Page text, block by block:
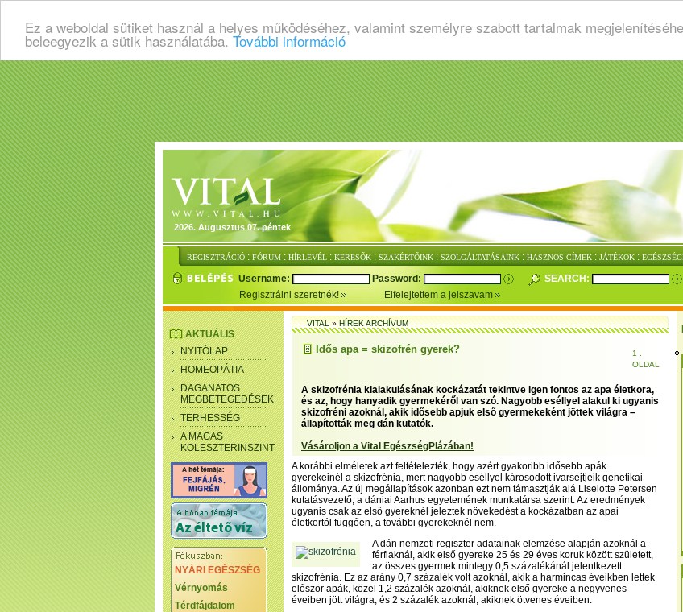
Ez a weboldal sütiket használ a helyes működéséhez, valamint személyre szabott tartalmak
beleegyezik a sütik használatába. További információ
2026. Augusztus 07. péntek
REGISZTRÁCIÓ : FÓRUM : HÍRLEVÉL : KERESŐK : SZAKÉRTŐINK : SZOLGÁLTATÁSAINK : HASZNOS CÍMEK : JÁTÉKOK :
Username: Password:
SEARCH:
Regisztrálni szeretnék!
Elfelejtettem a jelszavam
AKTUÁLIS
NYITÓLAP
HOMEOPÁTIA
DAGANATOS
MEGBETEGEDÉSEK
TERHESSÉG
A MAGAS
KOLESZTERINSZINT
NYÁRI EGÉSZSÉG
Vérnyomás
Térdfájdalom
VITAL»HÍREK ARCHÍVUM
Idős apa = skizofrén gyerek?
1 .
OLDAL
A skizofrénia kialakulásának kockázatát tekintve igen fontos az apa életkora,
és az, hogy hanyadik gyermekéről van szó. Nagyobb eséllyel alakul ki ugyanis
skizofréni azoknál, akik idősebb apjuk első gyermekeként jöttek világra –
állapították meg dán kutatók.
Vásároljon a Vital EgészségPlázában!
A korábbi elméletek azt feltételezték, hogy azért gyakoribb idősebb apák
gyerekeinél a skizofrénia, mert nagyobb eséllyel károsodott ivarsejtjeik genetikai
állománya. Az új megállapítások azonban ezt nem támasztják alá Liselotte Petersen
kutatásvezető, a dániai Aarhus egyetemének munkatársa szerint. Az eredmények
ugyanis csak az első gyereknél jeleztek növekedést a kockázatban az apai
életkortól függően, a további gyerekeknél nem.
A dán nemzeti regiszter adatainak elemzése alapján azoknál a
férfiaknál, akik első gyereke 25 és 29 éves koruk között született,
az összes gyermek mintegy 0,5 százalékánál jelentkezett
skizofrénia. Ez az arány 0,7 százalék volt azoknál, akik a harmincas éveikben lettek
először apák, közel 1,2 százalék azoknál, akiknek első gyereke a negyvenes
éveiben jött világra, és 2 százalék azoknál, akiknek ötvenes éveiben.